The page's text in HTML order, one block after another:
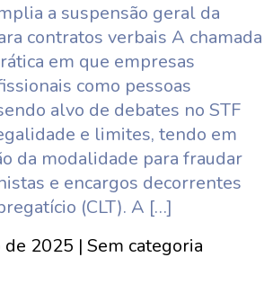
a suspensão geral da
contratos verbais A chamada
em que empresas
como pessoas
alvo de debates no STF
e limites, tendo em
da modalidade para fraudar
e encargos decorrentes
(CLT). A […]
de 2025 | Sem categoria